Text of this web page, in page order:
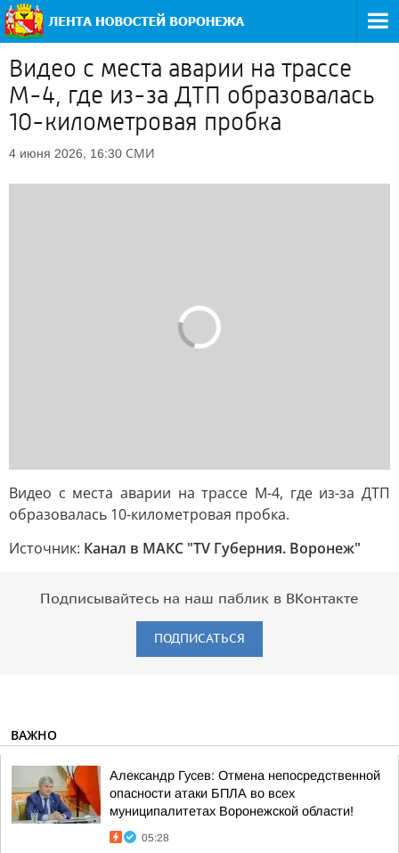
Видео с места аварии на трассе
М-4, где из-за ДТП образовалась
10-километровая пробка
4 июня 2026, 16:30 СМИ
Видео с места аварии на трассе М-4, где из-за ДТП
образовалась 10-километровая пробка.
Источник: Канал в МАКС "TV Губерния. Воронеж"
Подписывайтесь на наш паблик в ВКонтакте
ПОДПИСАТЬСЯ
ВАЖНО
Александр Гусев: Отмена непосредственной
опасности атаки БПЛА во всех
муниципалитетах Воронежской области!
05:28